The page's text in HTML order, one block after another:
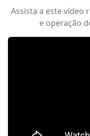
Assista a este vídeo
e operação